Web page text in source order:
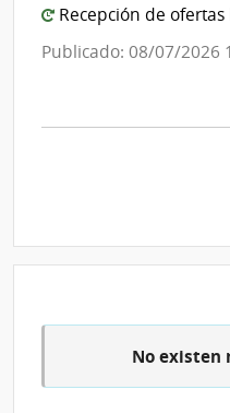
Recepción de ofertas
Publicado: 08/07/2026
No existen